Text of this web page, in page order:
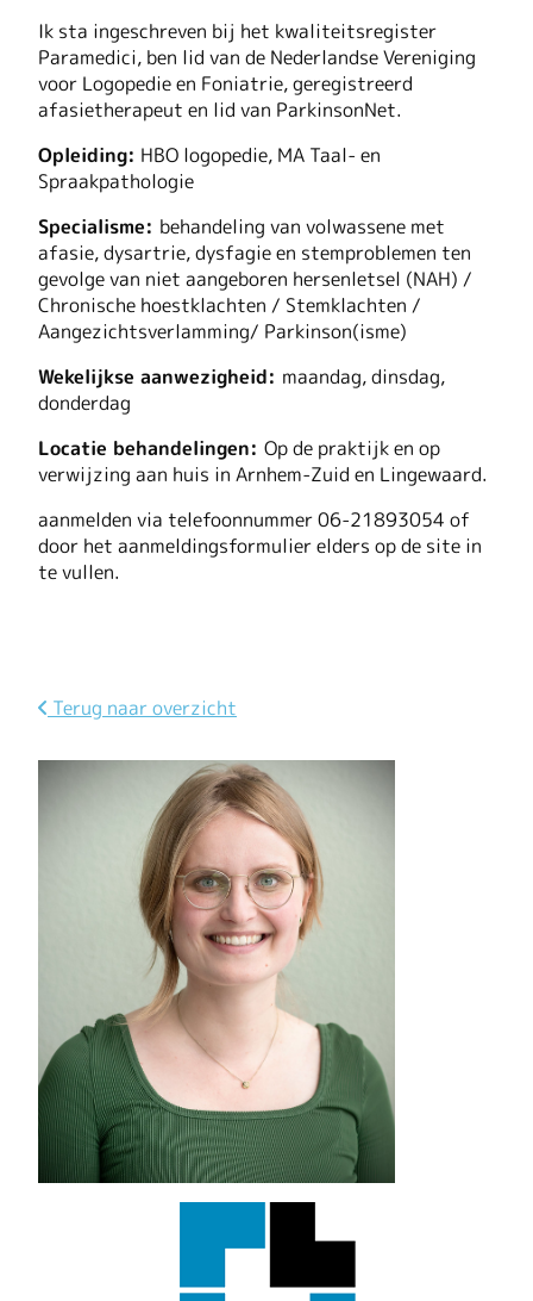
Ik sta ingeschreven bij het kwaliteitsregister
Paramedici, ben lid van de Nederlandse Vereniging
voor Logopedie en Foniatrie, geregistreerd
afasietherapeut en lid van ParkinsonNet.
Opleiding: HBO logopedie, MA Taal- en
Spraakpathologie
Specialisme: behandeling van volwassene met
afasie, dysartrie, dysfagie en stemproblemen ten
gevolge van niet aangeboren hersenletsel (NAH) /
Chronische hoestklachten / Stemklachten /
Aangezichtsverlamming/ Parkinson(isme)
Wekelijkse aanwezigheid: maandag, dinsdag,
donderdag
Locatie behandelingen: Op de praktijk en op
verwijzing aan huis in Arnhem-Zuid en Lingewaard.
aanmelden via telefoonnummer 06-21893054 of
door het aanmeldingsformulier elders op de site in
te vullen.
Terug naar overzicht